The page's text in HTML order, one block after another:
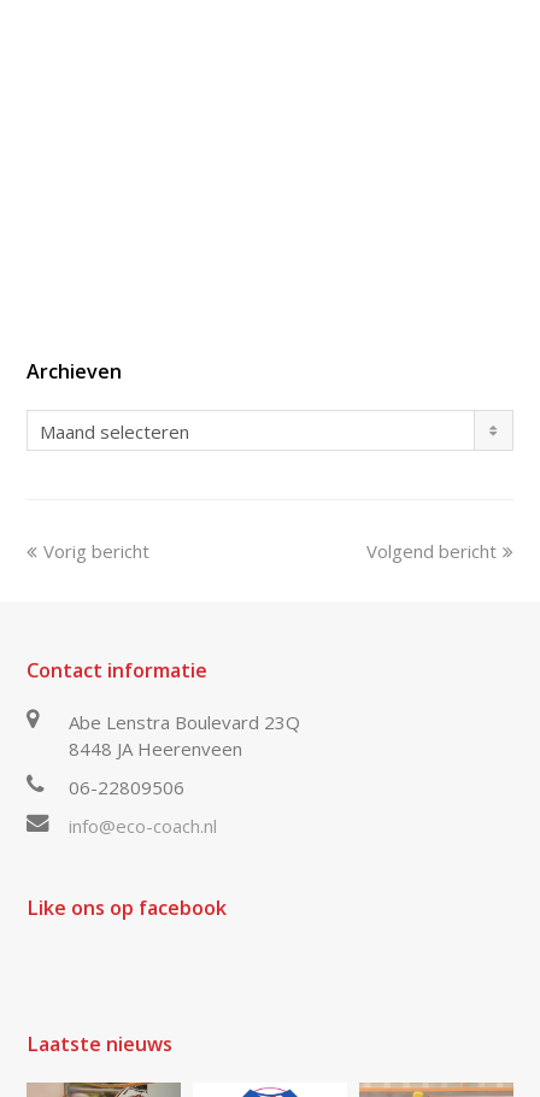
Archieven
Archieven
Maand selecteren
Vorig bericht Volgend bericht
Contact informatie
Abe Lenstra Boulevard 23Q
8448 JA Heerenveen
06-22809506
info@eco-coach.nl
Like ons op facebook
Laatste nieuws